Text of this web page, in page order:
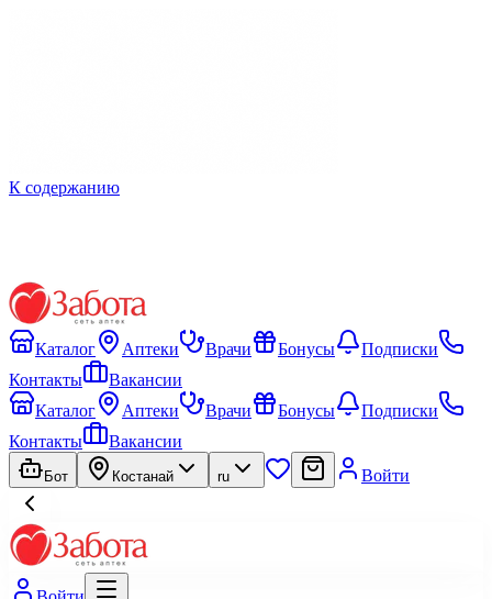
К содержанию
Каталог Аптеки Врачи Бонусы
Подписки
Контакты
Вакансии
Каталог
Аптеки Врачи Бонусы
Подписки
Контакты
Вакансии
Бот Костанай ru Войти